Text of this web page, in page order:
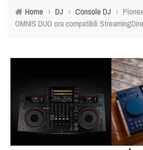
Home › DJ › Console DJ ›
OMNIS DUO ora compatibili